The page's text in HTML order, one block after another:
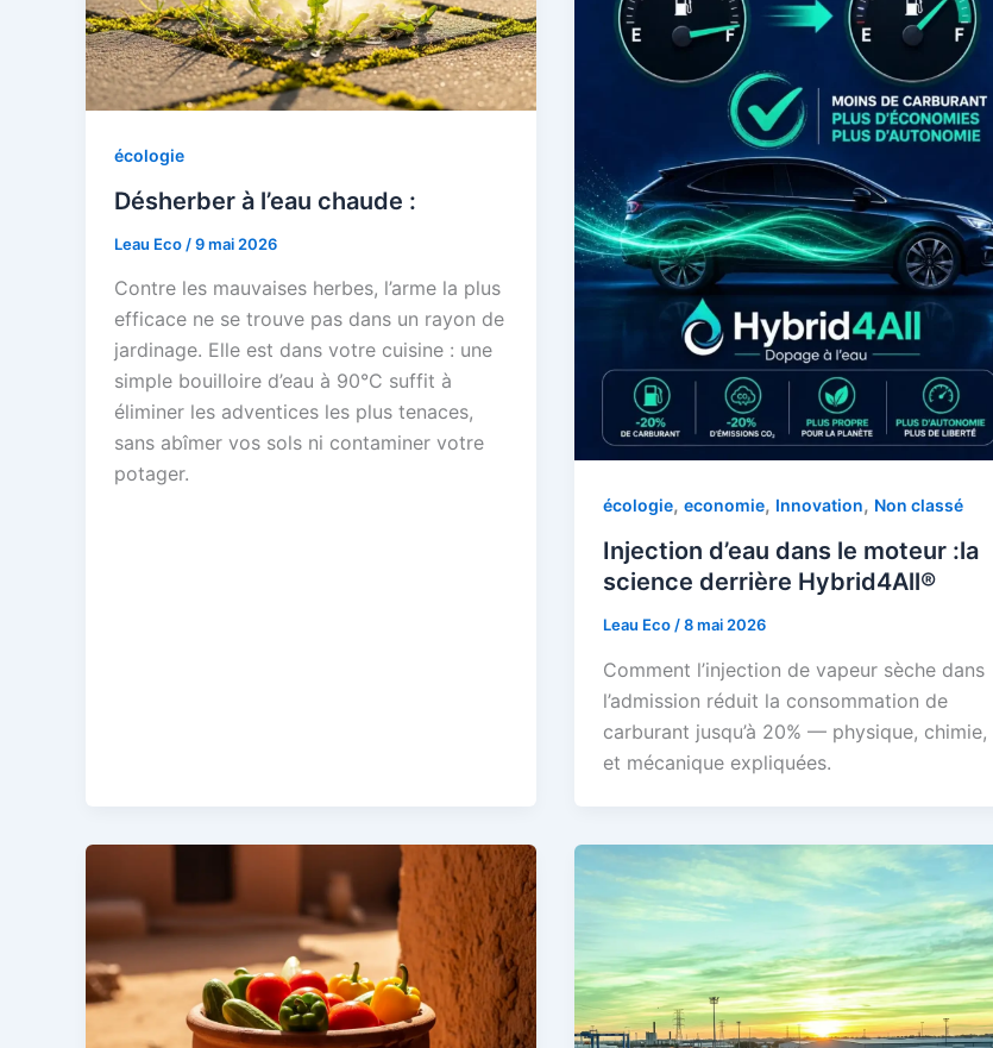
écologie
Désherber à l’eau chaude :
Leau Eco /9 mai 2026
Contre les mauvaises herbes, l’arme la plus
efficace ne se trouve pas dans un rayon de
jardinage. Elle est dans votre cuisine : une
simple bouilloire d’eau à 90°C suffit à
éliminer les adventices les plus tenaces,
sans abîmer vos sols ni contaminer votre
potager.
écologie, economie, Innovation, Non classé
Injection d’eau dans le moteur :la
science derrière Hybrid4All®
Leau Eco /8 mai 2026
Comment l’injection de vapeur sèche dans
l’admission réduit la consommation de
carburant jusqu’à 20% — physique, chimie,
et mécanique expliquées.